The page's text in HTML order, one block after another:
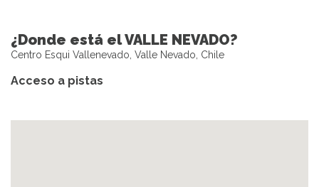
¿Donde está el VALLE NEVADO?
Centro Esqui Vallenevado, Valle Nevado, Chile
Acceso a pistas